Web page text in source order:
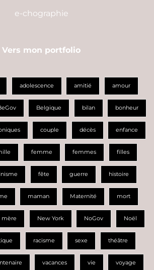
e-chographie
Vers mon portfolio
adolescence amitié amour
Belgique bilan bonheur
couple décès enfance
femme femmes filles
fête guerre histoire
maman Maternité mort
mère New York NoGov Noël
racisme sexe théâtre
vacances vie voyage